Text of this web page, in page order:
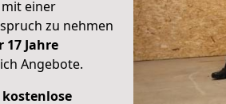
einer
zu nehmen
17 Jahre
Angebote.